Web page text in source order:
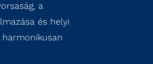
a
és helyi